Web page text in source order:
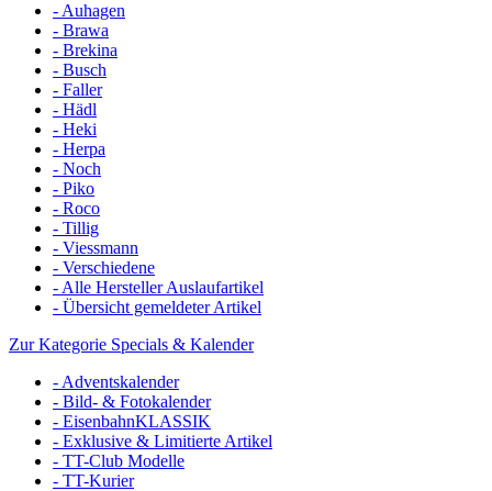
- Auhagen
- Brawa
- Brekina
- Busch
- Faller
- Hädl
- Heki
- Herpa
- Noch
- Piko
- Roco
- Tillig
- Viessmann
- Verschiedene
- Alle Hersteller Auslaufartikel
- Übersicht gemeldeter Artikel
Zur Kategorie Specials & Kalender
- Adventskalender
- Bild- & Fotokalender
- EisenbahnKLASSIK
- Exklusive & Limitierte Artikel
- TT-Club Modelle
- TT-Kurier